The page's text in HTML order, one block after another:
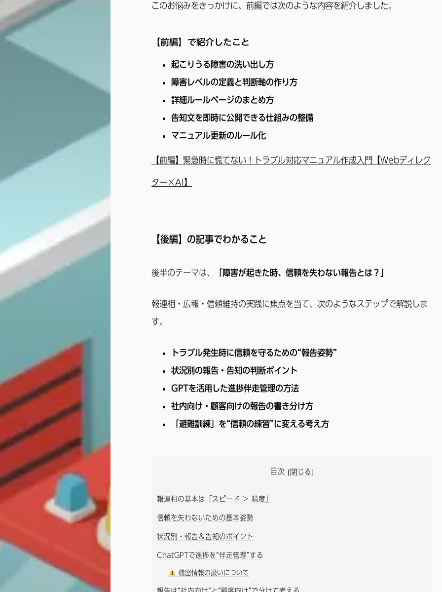
このお悩みをきっかけに、前編では次のような内容を紹介しました。
【前編】で紹介したこと
起こりうる障害の洗い出し方
障害レベルの定義と判断軸の作り方
詳細ルールページのまとめ方
告知文を即時に公開できる仕組みの整備
マニュアル更新のルール化
【前編】緊急時に慌てない！トラブル対応マニュアル作成入門【Webディレク
ター×AI】
【後編】の記事でわかること
後半のテーマは、 「障害が起きた時、信頼を失わない報告とは？」
報連相・広報・信頼維持の実践に焦点を当て、次のようなステップで解説しま
す。
トラブル発生時に信頼を守るための“報告姿勢”
状況別の報告・告知の判断ポイント
GPTを活用した進捗伴走管理の方法
社内向け・顧客向けの報告の書き分け方
「避難訓練」を“信頼の練習”に変える考え方
目次 [閉じる]
報連相の基本は「スピード ＞ 精度」
信頼を失わないための基本姿勢
状況別・報告＆告知のポイント
ChatGPTで進捗を“伴走管理”する
機密情報の扱いについて